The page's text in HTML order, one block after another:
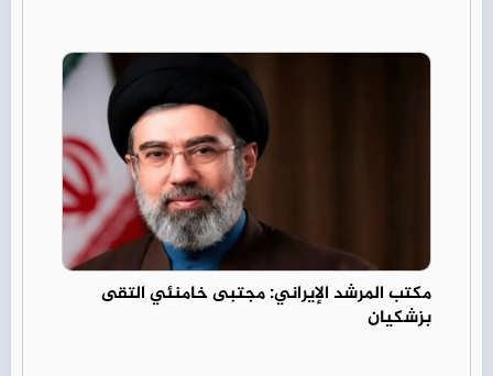
مكتب المرشد الإيراني: مجتبى خامنئي التقى
بزشكيان